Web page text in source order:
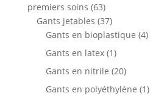
premiers soins 6363
produits
Gants jetables 3737
produits
Gants en bioplastique 44
Gants en latex 11
produit
Gants en nitrile 2020
produits
Gants en polyéthylène 11